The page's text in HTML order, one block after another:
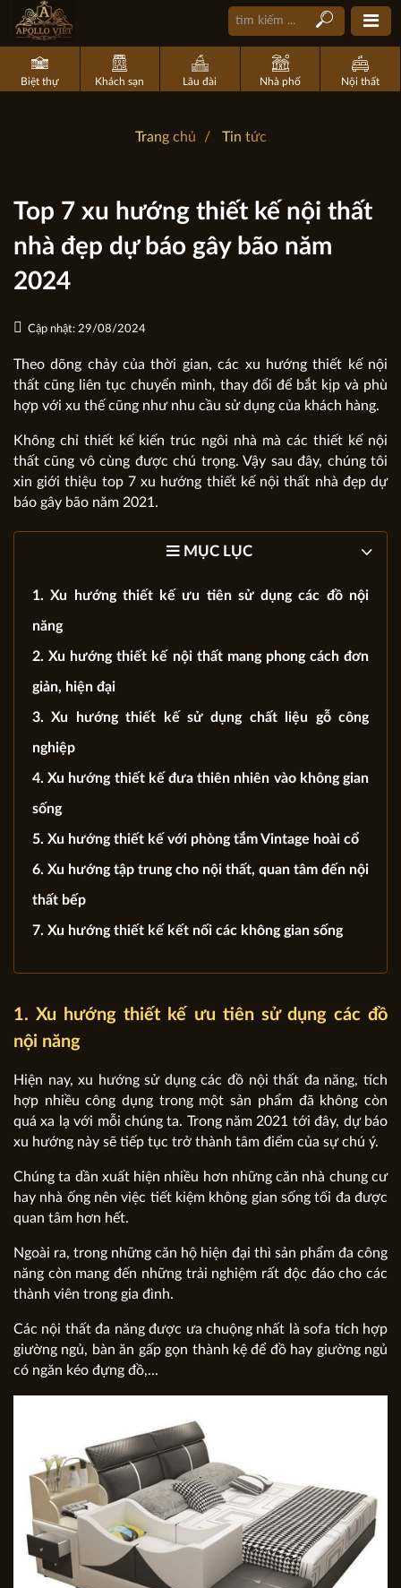
Biệt thự Khách sạn Lâu đài Nhà phố Nội thất
Trang chủ Tin tức
Top 7 xu hướng thiết kế nội thất
nhà đẹp dự báo gây bão năm
2024
Cập nhật: 29/08/2024
Theo dõng chảy của thời gian, các xu hướng thiết kế nội
thất cũng liên tục chuyển mình, thay đổi để bắt kịp và phù
hợp với xu thế cũng như nhu cầu sử dụng của khách hàng.
Không chỉ thiết kế kiến trúc ngôi nhà mà các thiết kế nội
thất cũng vô cùng được chú trọng. Vậy sau đây, chúng tôi
xin giới thiệu top 7 xu hướng thiết kế nội thất nhà đẹp dự
báo gây bão năm 2021.
MỤC LỤC
1. Xu hướng thiết kế ưu tiên sử dụng các đồ nội
năng
2. Xu hướng thiết kế nội thất mang phong cách đơn
giản, hiện đại
3. Xu hướng thiết kế sử dụng chất liệu gỗ công
nghiệp
4. Xu hướng thiết kế đưa thiên nhiên vào không gian
sống
5. Xu hướng thiết kế với phòng tắm Vintage hoài cổ
6. Xu hướng tập trung cho nội thất, quan tâm đến nội
thất bếp
7. Xu hướng thiết kế kết nối các không gian sống
1. Xu hướng thiết kế ưu tiên sử dụng các đồ
nội năng
Hiện nay, xu hướng sử dụng các đồ nội thất đa năng, tích
hợp nhiều công dụng trong một sản phẩm đã không còn
quá xa lạ với mỗi chúng ta. Trong năm 2021 tới đây, dự báo
xu hướng này sẽ tiếp tục trở thành tâm điểm của sự chú ý.
Chúng ta dần xuất hiện nhiều hơn những căn nhà chung cư
hay nhà ống nên việc tiết kiệm không gian sống tối đa được
quan tâm hơn hết.
Ngoài ra, trong những căn hộ hiện đại thì sản phẩm đa công
năng còn mang đến những trải nghiệm rất độc đáo cho các
thành viên trong gia đình.
Các nội thất đa năng được ưa chuộng nhất là sofa tích hợp
giường ngủ, bàn ăn gấp gọn thành kệ để đồ hay giường ngủ
có ngăn kéo đựng đồ,...